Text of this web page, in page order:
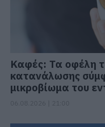
Καφές: Τα οφέλη
κατανάλωσης
μικροβίωμα του